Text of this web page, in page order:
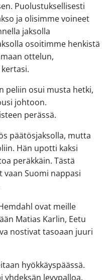
Puolustuksellisesti
ja olisimme voineet
jaksolla
osoitimme henkistä
ottelun,
peliin osui musta hetki,
johtoon.
perässä.
päätösjaksolla, mutta
Hän upotti kaksi
peräkkäin. Tästä
Suomi nappasi
ovat meille
Matias Karlin, Eetu
nostivat tasoaan juuri
hyökkäyspäässä.
yhdeksän levypalloa.